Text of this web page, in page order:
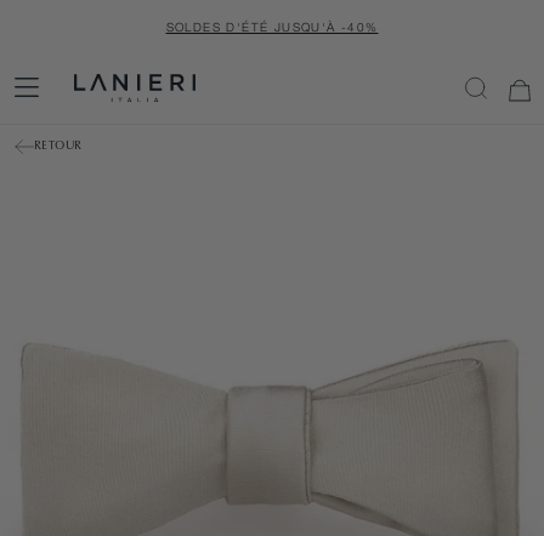
SOLDES D'ÉTÉ JUSQU'À -40%
RETOUR